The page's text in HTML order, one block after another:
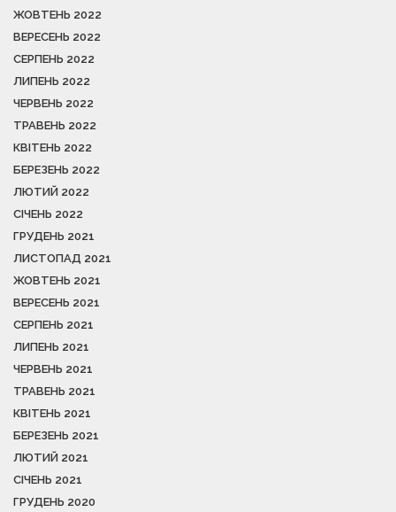
ЖОВТЕНЬ 2022
ВЕРЕСЕНЬ 2022
СЕРПЕНЬ 2022
ЛИПЕНЬ 2022
ЧЕРВЕНЬ 2022
ТРАВЕНЬ 2022
КВІТЕНЬ 2022
БЕРЕЗЕНЬ 2022
ЛЮТИЙ 2022
СІЧЕНЬ 2022
ГРУДЕНЬ 2021
ЛИСТОПАД 2021
ЖОВТЕНЬ 2021
ВЕРЕСЕНЬ 2021
СЕРПЕНЬ 2021
ЛИПЕНЬ 2021
ЧЕРВЕНЬ 2021
ТРАВЕНЬ 2021
КВІТЕНЬ 2021
БЕРЕЗЕНЬ 2021
ЛЮТИЙ 2021
СІЧЕНЬ 2021
ГРУДЕНЬ 2020